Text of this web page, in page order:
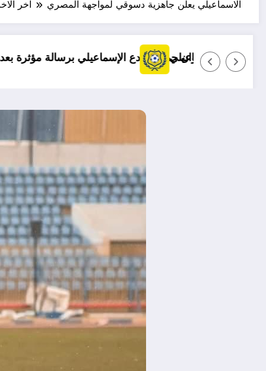
اخر الاسماعيلي يعلن جاهزية دسوقي لمواجهة المصري
مروان حمدي يودع الإسماعيليتوضيح مهم بشأن قضايا الإسماعيلي